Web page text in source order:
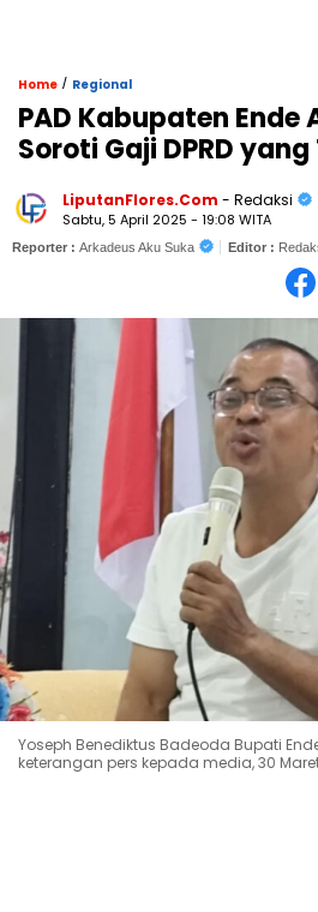
Home / Regional
PAD Kabupaten Ende
Soroti Gaji DPRD
LiputanFlores.Com - Redaksi
Sabtu, 5 April 2025 - 19:08 WITA
Reporter : Arkadeus Aku Suka Editor :
Yoseph Benediktus Badeoda Bupati
keterangan pers kepada media, 30 Maret